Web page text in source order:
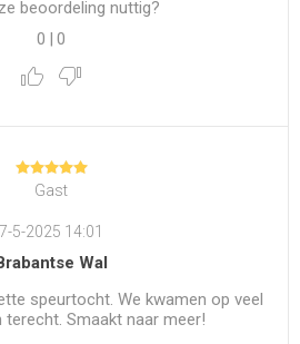
beoordeling nuttig?
0 | 0
Gast
7-5-2025 14:01
Wal
speurtocht. We kwamen op veel
terecht. Smaakt naar meer!